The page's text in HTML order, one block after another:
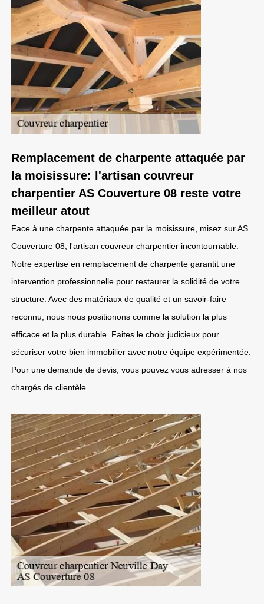
Remplacement de charpente attaquée par
la moisissure: l'artisan couvreur
charpentier AS Couverture 08 reste votre
meilleur atout
Face à une charpente attaquée par la moisissure, misez sur AS
Couverture 08, l'artisan couvreur charpentier incontournable.
Notre expertise en remplacement de charpente garantit une
intervention professionnelle pour restaurer la solidité de votre
structure. Avec des matériaux de qualité et un savoir-faire
reconnu, nous nous positionons comme la solution la plus
efficace et la plus durable. Faites le choix judicieux pour
sécuriser votre bien immobilier avec notre équipe expérimentée.
Pour une demande de devis, vous pouvez vous adresser à nos
chargés de clientèle.